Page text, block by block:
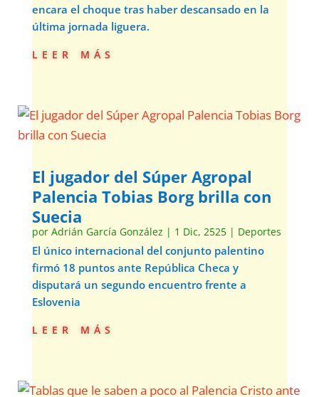
encara el choque tras haber descansado en la
última jornada liguera.
leer más
El jugador del Súper Agropal
Palencia Tobias Borg brilla con
Suecia
por Adrián García González | 1 Dic, 2525| Deportes
El único internacional del conjunto palentino
firmó 18 puntos ante República Checa y
disputará un segundo encuentro frente a
Eslovenia
leer más